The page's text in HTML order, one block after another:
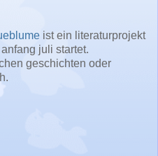
ist ein literaturprojekt
juli startet.
geschichten oder